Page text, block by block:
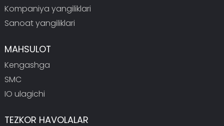
Kompaniya yangiliklari
Sanoat yangiliklari
MAHSULOT
Kengashga
SMC
IO ulagichi
TEZKOR HAVOLALAR